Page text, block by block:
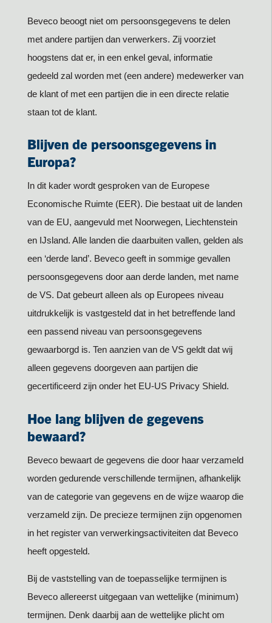
Beveco beoogt niet om persoonsgegevens te delen
met andere partijen dan verwerkers. Zij voorziet
hoogstens dat er, in een enkel geval, informatie
gedeeld zal worden met (een andere) medewerker van
de klant of met een partijen die in een directe relatie
staan tot de klant.
Blijven de persoonsgegevens in
Europa?
In dit kader wordt gesproken van de Europese
Economische Ruimte (EER). Die bestaat uit de landen
van de EU, aangevuld met Noorwegen, Liechtenstein
en IJsland. Alle landen die daarbuiten vallen, gelden als
een ‘derde land’. Beveco geeft in sommige gevallen
persoonsgegevens door aan derde landen, met name
de VS. Dat gebeurt alleen als op Europees niveau
uitdrukkelijk is vastgesteld dat in het betreffende land
een passend niveau van persoonsgegevens
gewaarborgd is. Ten aanzien van de VS geldt dat wij
alleen gegevens doorgeven aan partijen die
gecertificeerd zijn onder het EU-US Privacy Shield.
Hoe lang blijven de gegevens
bewaard?
Beveco bewaart de gegevens die door haar verzameld
worden gedurende verschillende termijnen, afhankelijk
van de categorie van gegevens en de wijze waarop die
verzameld zijn. De precieze termijnen zijn opgenomen
in het register van verwerkingsactiviteiten dat Beveco
heeft opgesteld.
Bij de vaststelling van de toepasselijke termijnen is
Beveco allereerst uitgegaan van wettelijke (minimum)
termijnen. Denk daarbij aan de wettelijke plicht om